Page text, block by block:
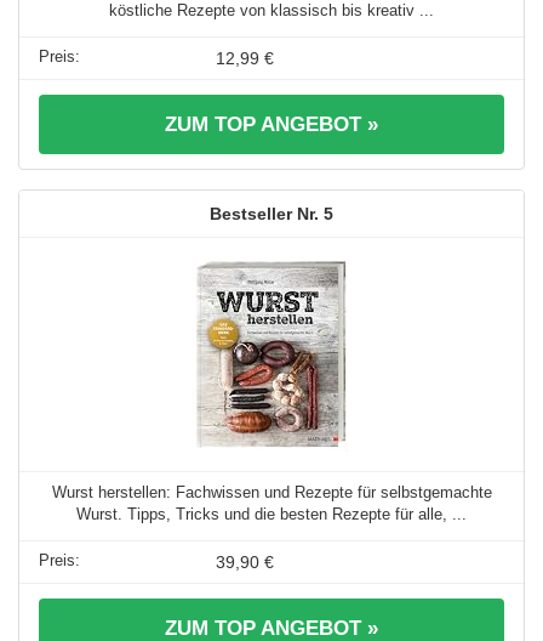
köstliche Rezepte von klassisch bis kreativ ...
12,99 €
ZUM TOP ANGEBOT »
5
Wurst herstellen: Fachwissen und Rezepte für selbstgemachte
Wurst. Tipps, Tricks und die besten Rezepte für alle, ...
39,90 €
ZUM TOP ANGEBOT »